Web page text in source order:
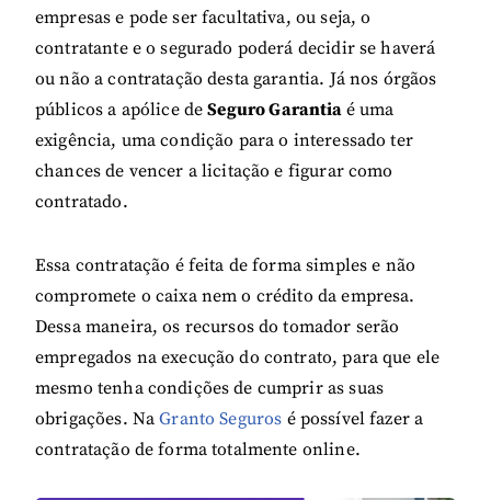
empresas e pode ser facultativa, ou seja, o
contratante e o segurado poderá decidir se haverá
ou não a contratação desta garantia. Já nos órgãos
públicos a apólice deSeguro Garantia é uma
exigência, uma condição para o interessado ter
chances de vencer a licitação e figurar como
contratado.
Essa contratação é feita de forma simples e não
compromete o caixa nem o crédito da empresa.
Dessa maneira, os recursos do tomador serão
empregados na execução do contrato, para que ele
mesmo tenha condições de cumprir as suas
obrigações. NaGranto Seguros é possível fazer a
contratação de forma totalmente online.